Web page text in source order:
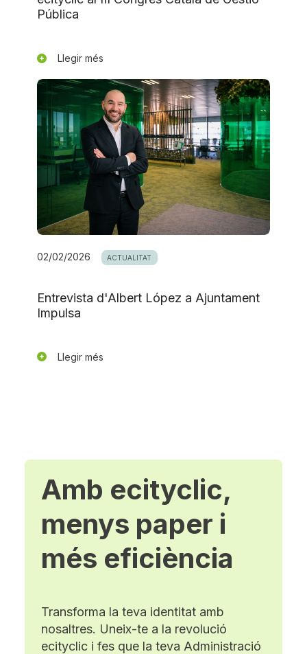
Pública
Llegir més
02/02/2026 ACTUALITAT
Entrevista d'Albert López a Ajuntament
Impulsa
Llegir més
Amb ecityclic,
menys paper i
més eficiència
Transforma la teva identitat amb
nosaltres. Uneix-te a la revolució
ecityclic i fes que la teva Administració